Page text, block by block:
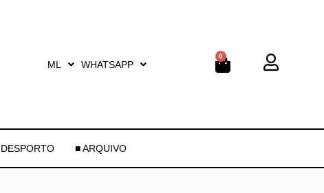
ML WHATSAPP
0
■ ARQUIVO